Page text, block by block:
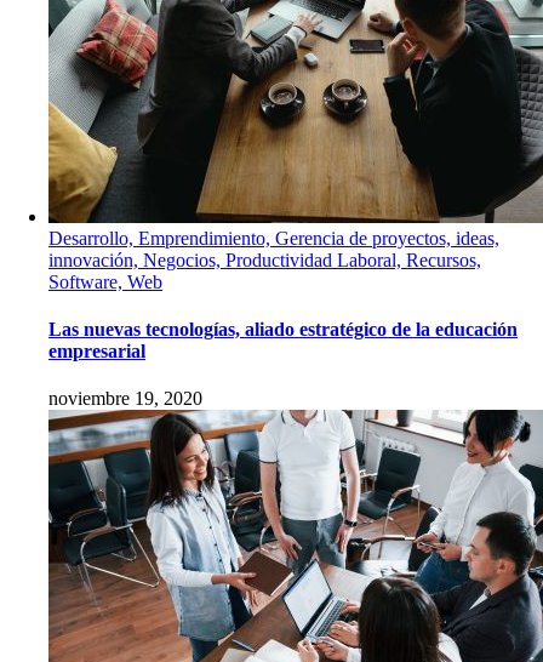
Desarrollo, Emprendimiento, Gerencia de proyectos, ideas,
innovación, Negocios, Productividad Laboral, Recursos,
Software, Web
Las nuevas tecnologías, aliado estratégico de la educación
empresarial
noviembre 19, 2020